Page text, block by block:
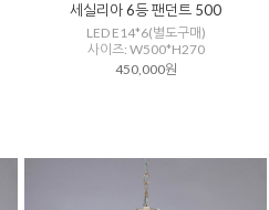
세실리아 6등 팬던트 500
LED E14*6(별도구매)
사이즈: W500*H270
450,000원